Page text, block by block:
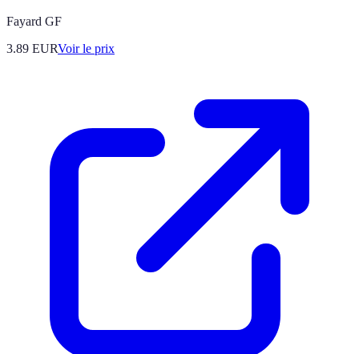
Fayard GF
3.89 EURVoir le prix